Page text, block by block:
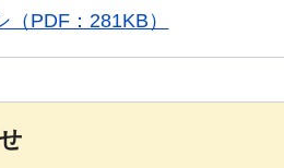
（PDF：281KB）